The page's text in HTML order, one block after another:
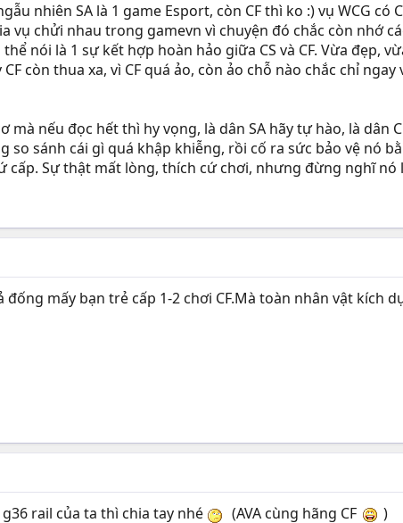
nhiên SA là 1 game Esport, còn CF thì ko :) vụ WCG có
vụ chửi nhau trong gamevn vì chuyện đó chắc còn nhớ
nói là 1 sự kết hợp hoàn hảo giữa CS và CF. Vừa đẹp,
còn thua xa, vì CF quá ảo, còn ảo chỗ nào chắc chỉ
mà nếu đọc hết thì hy vọng, là dân SA hãy tự hào, là dân
so sánh cái gì quá khập khiễng, rồi cố ra sức bảo vệ nó
Sự thật mất lòng, thích cứ chơi, nhưng đừng nghĩ nó
mấy bạn trẻ cấp 1-2 chơi CF.Mà toàn nhân vật kích
rail của ta thì chia tay nhé (AVA cùng hãng CF )